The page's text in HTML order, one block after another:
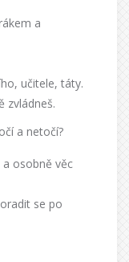
a
učitele, táty.
zvládneš.
a netočí?
osobně věc
se po